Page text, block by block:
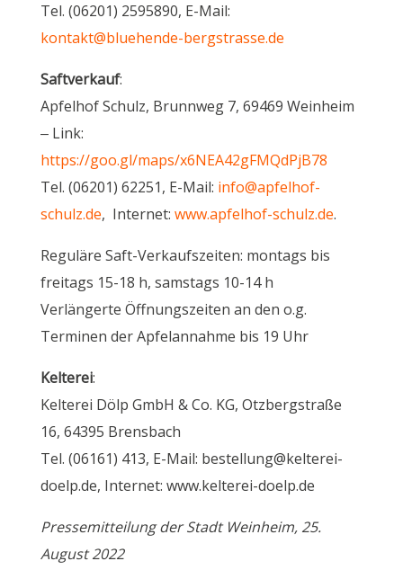
Tel. (06201) 2595890, E-Mail:
kontakt@bluehende-bergstrasse.de
Saftverkauf:
Apfelhof Schulz, Brunnweg 7, 69469 Weinheim
– Link:
https://goo.gl/maps/x6NEA42gFMQdPjB78
Tel. (06201) 62251, E-Mail: info@apfelhof-
schulz.de, Internet: www.apfelhof-schulz.de.
Reguläre Saft-Verkaufszeiten: montags bis
freitags 15-18 h, samstags 10-14 h
Verlängerte Öffnungszeiten an den o.g.
Terminen der Apfelannahme bis 19 Uhr
Kelterei:
Kelterei Dölp GmbH & Co. KG, Otzbergstraße
16, 64395 Brensbach
Tel. (06161) 413, E-Mail: bestellung@kelterei-
doelp.de, Internet: www.kelterei-doelp.de
Pressemitteilung der Stadt Weinheim, 25.
August 2022